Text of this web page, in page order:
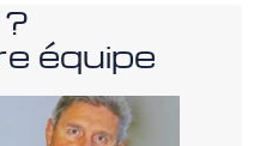
équipe